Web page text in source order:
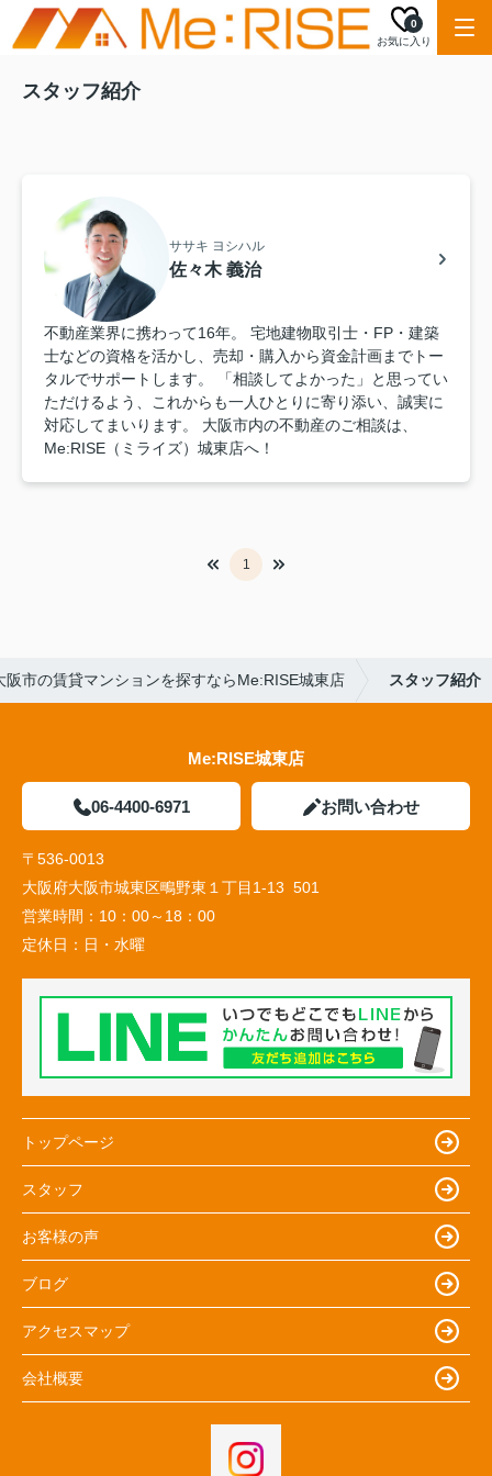
お気に入り
0
スタッフ紹介
ササキ ヨシハル
佐々木 義治
不動産業界に携わって16年。 宅地建物取引士・FP・建築
士などの資格を活かし、売却・購入から資金計画までトー
タルでサポートします。 「相談してよかった」と思ってい
ただけるよう、これからも一人ひとりに寄り添い、誠実に
対応してまいります。 大阪市内の不動産のご相談は、
Me:RISE（ミライズ）城東店へ！
1
阪市の賃貸マンションを探すならMe:RISE城東店 スタッフ紹介
Me:RISE城東店
06-4400-6971 お問い合わせ
〒536-0013
大阪府大阪市城東区鴫野東１丁目1-13 501
営業時間： 10：00～18：00
定休日： 日・水曜
トップページ
スタッフ
お客様の声
ブログ
アクセスマップ
会社概要